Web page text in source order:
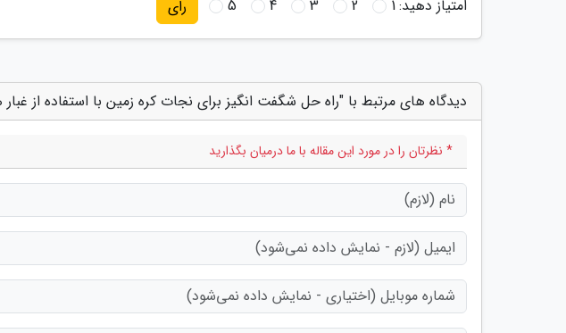
امتیاز دهید:1
2
3
4
5 رای
دیدگاه های مرتبط با "راه حل شگفت انگیز برای نجات کره زمین با استفاده از
* نظرتان را در مورد این مقاله با ما درمیان بگذارید